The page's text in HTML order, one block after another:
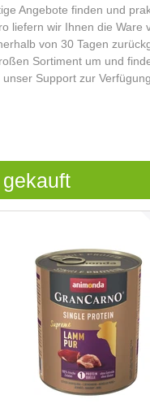
Angebote finden und
liefern wir Ihnen die Ware
von 30 Tagen
Sortiment um und
Support zur